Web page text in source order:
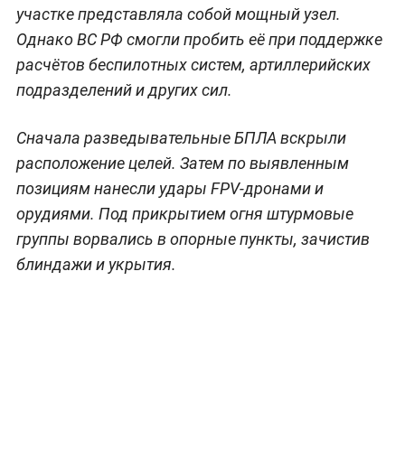
участке представляла собой мощный узел.
Однако ВС РФ смогли пробить её при поддержке
расчётов беспилотных систем, артиллерийских
подразделений и других сил.
Сначала разведывательные БПЛА вскрыли
расположение целей. Затем по выявленным
позициям нанесли удары FPV-дронами и
орудиями. Под прикрытием огня штурмовые
группы ворвались в опорные пункты, зачистив
блиндажи и укрытия.